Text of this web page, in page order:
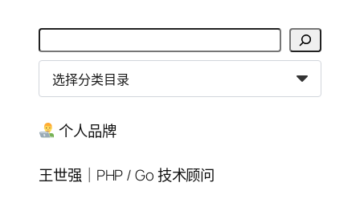
搜
索
分
录 个人品牌
王世强｜PHP / Go 技术顾问